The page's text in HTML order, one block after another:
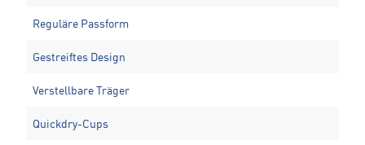
Reguläre Passform
Gestreiftes Design
Verstellbare Träger
Quickdry-Cups